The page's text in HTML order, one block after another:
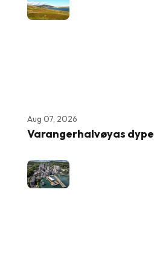
Aug 07, 2026
Varangerhalvøyas